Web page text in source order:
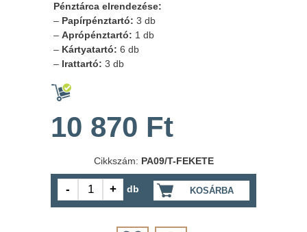
Pénztárca elrendezése:
– Papírpénztartó: 3 db
– Aprópénztartó: 1 db
– Kártyatartó: 6 db
– Irattartó: 3 db
10 870 Ft
Cikkszám: PA09/T-FEKETE
KOSÁRBA
db